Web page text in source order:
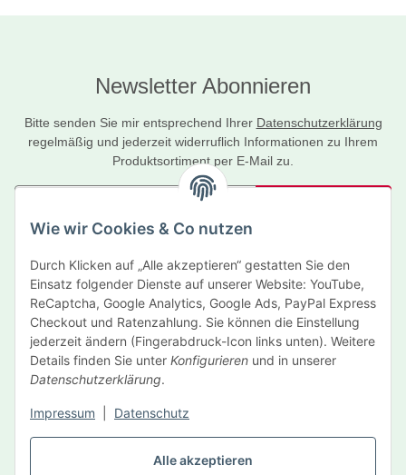
Alle akzeptieren
Wie wir Cookies & Co nutzen
Durch Klicken auf „Alle akzeptieren“ gestatten Sie den
Einsatz folgender Dienste auf unserer Website: YouTube,
ReCaptcha, Google Analytics, Google Ads, PayPal Express
Checkout und Ratenzahlung. Sie können die Einstellung
jederzeit ändern (Fingerabdruck-Icon links unten). Weitere
Details finden Sie unter Konfigurieren und in unserer
Datenschutzerklärung.
Impressum Datenschutz
Newsletter Abonnieren
Bitte senden Sie mir entsprechend Ihrer Datenschutzerklärung
regelmäßig und jederzeit widerruflich Informationen zu Ihrem
Produktsortiment per E-Mail zu.
Newsletter Abonnieren
Informationen
Gesetzliche Informationen
Hersteller
Vertrag widerrufen